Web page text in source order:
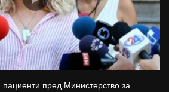
пред Министерство за